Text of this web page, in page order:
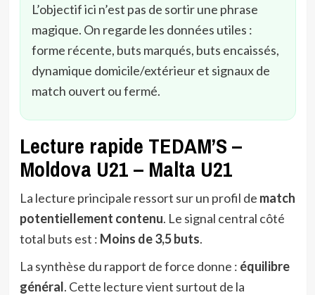
L’objectif ici n’est pas de sortir une phrase
magique. On regarde les données utiles :
forme récente, buts marqués, buts encaissés,
dynamique domicile/extérieur et signaux de
match ouvert ou fermé.
Lecture rapide TEDAM’S –
Moldova U21 – Malta U21
La lecture principale ressort sur un profil de match
potentiellement contenu. Le signal central côté
total buts est : Moins de 3,5 buts.
La synthèse du rapport de force donne : équilibre
général. Cette lecture vient surtout de la